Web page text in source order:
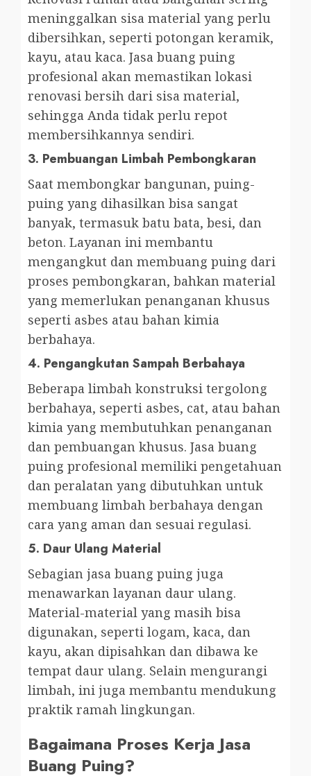
meninggalkan sisa material yang perlu
dibersihkan, seperti potongan keramik,
kayu, atau kaca. Jasa buang puing
profesional akan memastikan lokasi
renovasi bersih dari sisa material,
sehingga Anda tidak perlu repot
membersihkannya sendiri.
3. Pembuangan Limbah Pembongkaran
Saat membongkar bangunan, puing-
puing yang dihasilkan bisa sangat
banyak, termasuk batu bata, besi, dan
beton. Layanan ini membantu
mengangkut dan membuang puing dari
proses pembongkaran, bahkan material
yang memerlukan penanganan khusus
seperti asbes atau bahan kimia
berbahaya.
4. Pengangkutan Sampah Berbahaya
Beberapa limbah konstruksi tergolong
berbahaya, seperti asbes, cat, atau bahan
kimia yang membutuhkan penanganan
dan pembuangan khusus. Jasa buang
puing profesional memiliki pengetahuan
dan peralatan yang dibutuhkan untuk
membuang limbah berbahaya dengan
cara yang aman dan sesuai regulasi.
5. Daur Ulang Material
Sebagian jasa buang puing juga
menawarkan layanan daur ulang.
Material-material yang masih bisa
digunakan, seperti logam, kaca, dan
kayu, akan dipisahkan dan dibawa ke
tempat daur ulang. Selain mengurangi
limbah, ini juga membantu mendukung
praktik ramah lingkungan.
Bagaimana Proses Kerja Jasa
Buang Puing?